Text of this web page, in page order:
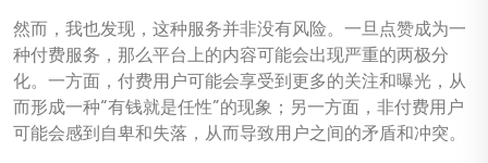
然而，我也发现，这种服务并非没有风险。一旦点赞成为一
种付费服务，那么平台上的内容可能会出现严重的两极分
化。一方面，付费用户可能会享受到更多的关注和曝光，从
而形成一种“有钱就是任性”的现象；另一方面，非付费用户
可能会感到自卑和失落，从而导致用户之间的矛盾和冲突。